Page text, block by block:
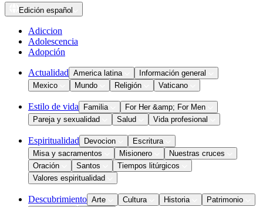
Edición español
Adiccion
Adolescencia
Adopción
Actualidad America latina
Información general
Mexico
Mundo Religión Vaticano
Estilo de vida Familia
For Her &amp; For Men
Pareja y sexualidad
Salud Vida profesional
Espiritualidad Devocion
Escritura
Misa y sacramentos
Misionero
Nuestras cruces
Oración
Santos
Tiempos litúrgicos
Valores espiritualidad
Descubrimiento Arte Cultura Historia
Patrimonio